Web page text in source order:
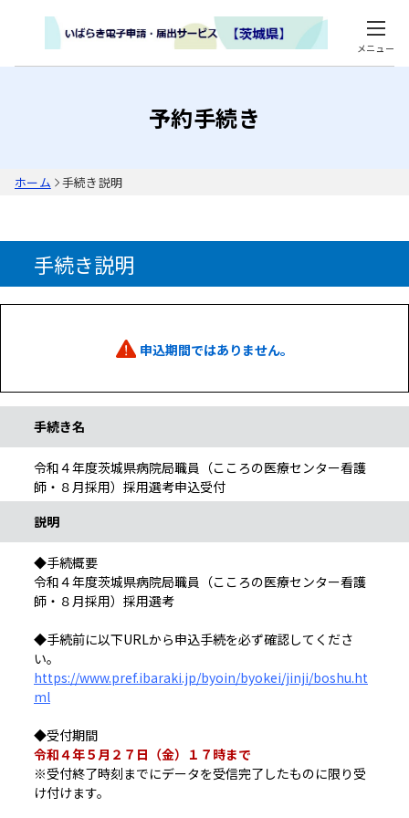
メニュー
予約手続き
ホーム 手続き説明
手続き説明
申込期間ではありません。
手続き名
令和４年度茨城県病院局職員（こころの医療センター看護
師・８月採用）採用選考申込受付
説明
◆手続概要
令和４年度茨城県病院局職員（こころの医療センター看護
師・８月採用）採用選考
◆手続前に以下URLから申込手続を必ず確認してくださ
い。
https://www.pref.ibaraki.jp/byoin/byokei/jinji/boshu.ht
ml
◆受付期間
令和４年５月２７日（金）１７時まで
※受付終了時刻までにデータを受信完了したものに限り受
け付けます。